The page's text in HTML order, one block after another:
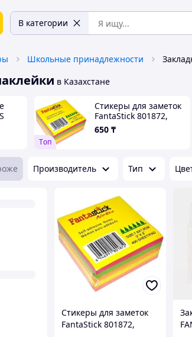
В категории
Школьные принадлежности
в Казахстане
Tоп
Стикеры для заметок
FantaStick 801872,
бумага, 400 шт
650 ₸
Производитель Тип
Стикеры для заметок
FantaStick 801872,